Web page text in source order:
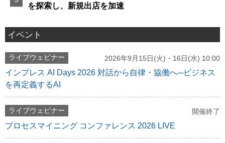
を探索し、新規出店を加速
イベント
ライブウェビナー 2026年9月15日(火)・16日(水) 10:00
インプレス AI Days 2026 対話から自律・協働へ─ビジネス
を再定義するAI
ライブウェビナー 開催終了
プロセスマイニング コンファレンス 2026 LIVE